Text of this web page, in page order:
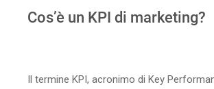
Cos’è un KPI di marketing?
Il termine KPI, acronimo di Key